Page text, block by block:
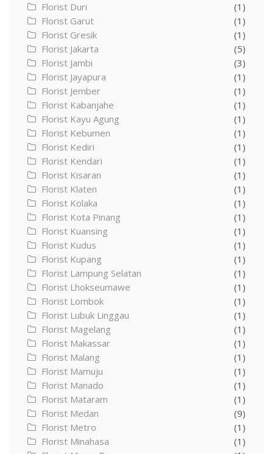
Florist Duri
(1)
Florist Garut
(1)
Florist Gresik
(1)
Florist Jakarta
(5)
Florist Jambi
(3)
Florist Jayapura
(1)
Florist Jember
(1)
Florist Kabanjahe
(1)
Florist Kayu Agung
(1)
Florist Kebumen
(1)
Florist Kediri
(1)
Florist Kendari
(1)
Florist Kisaran
(1)
Florist Klaten
(1)
Florist Kolaka
(1)
Florist Kota Pinang
(1)
Florist Kuansing
(1)
Florist Kudus
(1)
Florist Kupang
(1)
Florist Lampung Selatan
(1)
Florist Lhokseumawe
(1)
Florist Lombok
(1)
Florist Lubuk Linggau
(1)
Florist Magelang
(1)
Florist Makassar
(1)
Florist Malang
(1)
Florist Mamuju
(1)
Florist Manado
(1)
Florist Mataram
(1)
Florist Medan
(9)
Florist Metro
(1)
Florist Minahasa
(1)